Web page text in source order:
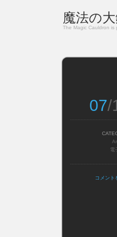
魔法の
The Magic Cauldron is
07/
電
コメント